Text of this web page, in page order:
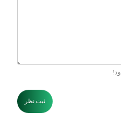
ثبت نظر